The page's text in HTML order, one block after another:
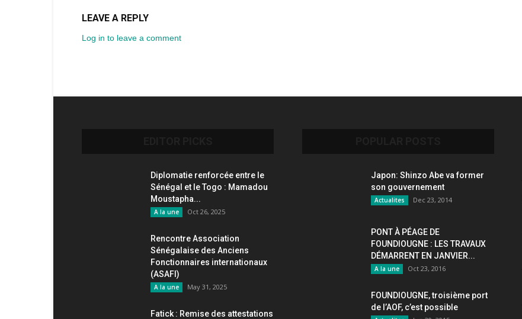
LEAVE A REPLY
Log in to leave a comment
Diplomatie renforcée entre le
Sénégal et le Togo : Mamadou
Moustapha...
A la une Oct 26, 2025
Rencontre Association
Sénégalaise des Anciens
Fonctionnaires internationaux
(ASAFI)
A la une May 31, 2025
Fatick : Remise des attestations
Japon: Shinzo Abe va former
son gouvernement
Actualites Dec 23, 2014
PONT À PÉAGE DE
FOUNDIOUGNE : LES TRAVAUX
DÉMARRENT EN JANVIER...
A la une Oct 23, 2016
FOUNDIOUGNE, troisième port
de l’AOF, c’est possible